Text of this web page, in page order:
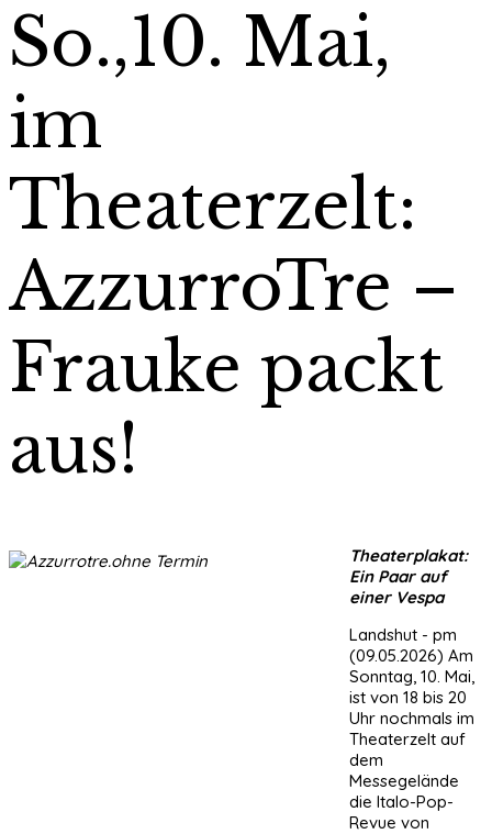
So.,10. Mai,
im
Theaterzelt:
AzzurroTre –
Frauke packt
aus!
Theaterplakat:
Ein Paar auf
einer Vespa
Landshut - pm
(09.05.2026) Am
Sonntag, 10. Mai,
ist von 18 bis 20
Uhr nochmals im
Theaterzelt auf
dem
Messegelände
die Italo-Pop-
Revue von